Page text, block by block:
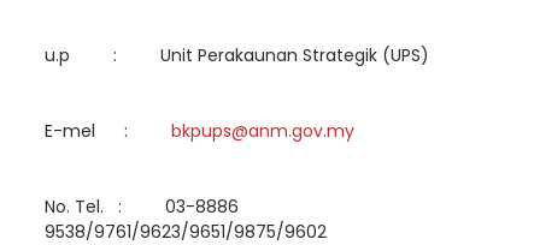
u.p : Unit Perakaunan Strategik (UPS)
E-mel : bkpups@anm.gov.my
No. Tel. : 03-8886
9538/9761/9623/9651/9875/9602